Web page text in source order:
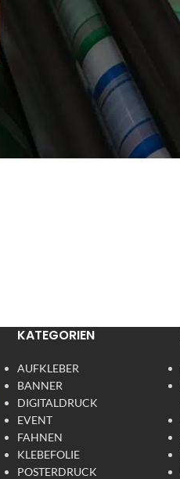
KATEGORIEN
AUFKLEBER
BANNER
DIGITALDRUCK
EVENT
FAHNEN
KLEBEFOLIE
POSTERDRUCK